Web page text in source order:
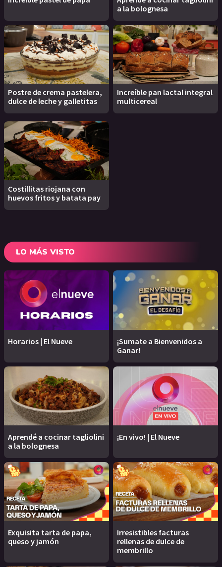
a la bolognesa
Postre de crema pastelera,
dulce de leche y galletitas
Increíble pan lactal integral
multicereal
Costillitas riojana con
huevos fritos y batata pay
LO MÁS VISTO
Horarios | El Nueve
¡Sumate a Bienvenidos a
Ganar!
Aprendé a cocinar tagliolini
a la bolognesa
¡En vivo! | El Nueve
Exquisita tarta de papa,
queso y jamón
Irresistibles facturas
rellenas de dulce de
membrillo